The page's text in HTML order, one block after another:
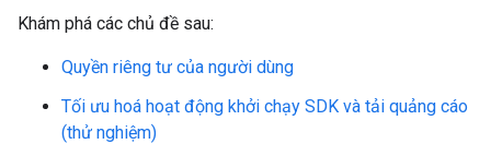
Khám phá các chủ đề sau:
Quyền riêng tư của người dùng
Tối ưu hoá hoạt động khởi chạy SDK và tải quảng cáo
(thử nghiệm)